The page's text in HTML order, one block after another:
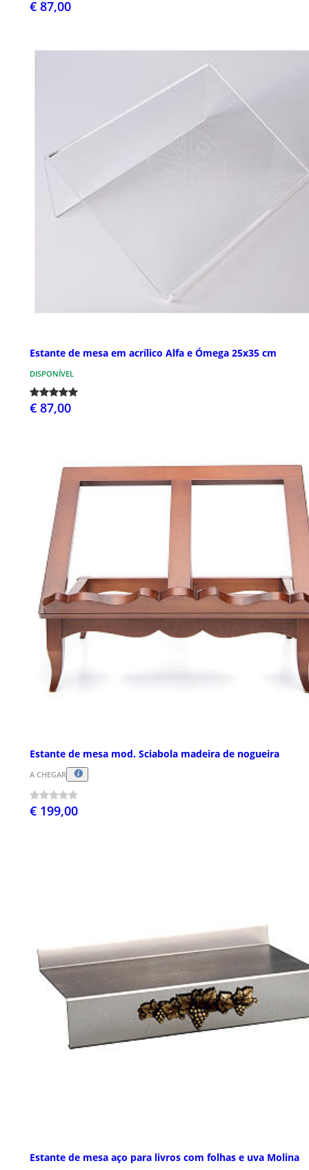
€ 87,00
Estante de mesa em acrílico Alfa e Ómega 25x35 cm
DISPONÍVEL
€ 87,00
Estante de mesa mod. Sciabola madeira de nogueira
A CHEGAR
€ 199,00
Estante de mesa aço para livros com folhas e uva Molina